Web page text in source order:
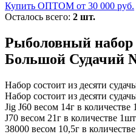
Купить ОПТОМ от 30 000 руб.
Осталось всего: 2 шт.
Рыболовный набор
Большой Судачий
Набор состоит из десяти
Набор состоит из десяти
Jig J60 весом 14г в
J70 весом 21г в количестве
38000 весом 10,5г в